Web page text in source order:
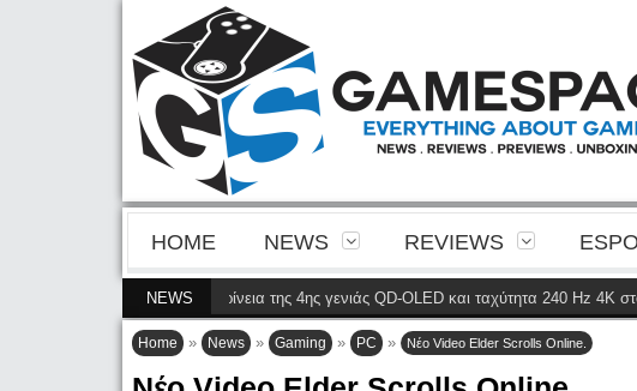
HOME NEWS REVIEWS
NEWS
φέρνει την ευκρίνεια της 4ης γενιάς QD-OLED και ταχύτητα 240 Hz 4K στο
Home » News » Gaming » PC » Νέο Video Elder Scrolls Online.